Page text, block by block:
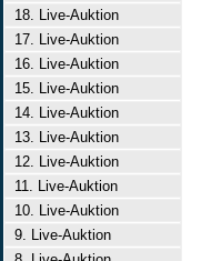
18. Live-Auktion
17. Live-Auktion
16. Live-Auktion
15. Live-Auktion
14. Live-Auktion
13. Live-Auktion
12. Live-Auktion
11. Live-Auktion
10. Live-Auktion
9. Live-Auktion